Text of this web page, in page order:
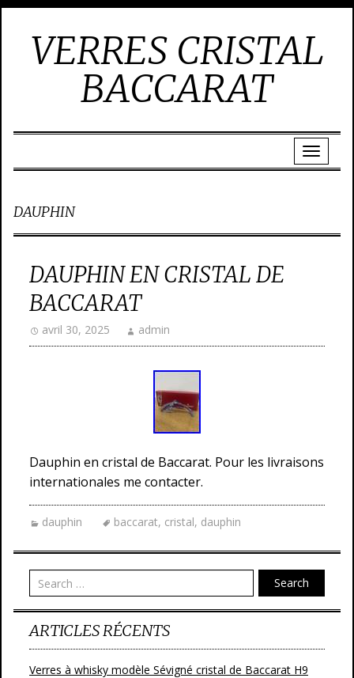
VERRES CRISTAL
BACCARAT
DAUPHIN
DAUPHIN EN CRISTAL DE
BACCARAT
avril 30, 2025 admin
Dauphin en cristal de Baccarat. Pour les livraisons
internationales me contacter.
dauphin baccarat, cristal, dauphin
Search
ARTICLES RÉCENTS
Verres à whisky modèle Sévigné cristal de Baccarat H9